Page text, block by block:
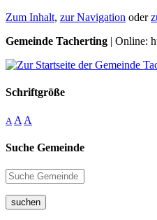
Zum Inhalt, zur Navigation oder
Gemeinde Tacherting | Online:
Schriftgröße
A A A
Suche Gemeinde
suchen